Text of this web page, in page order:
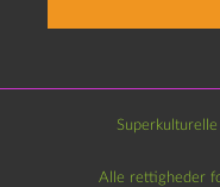
Alle rettigheder